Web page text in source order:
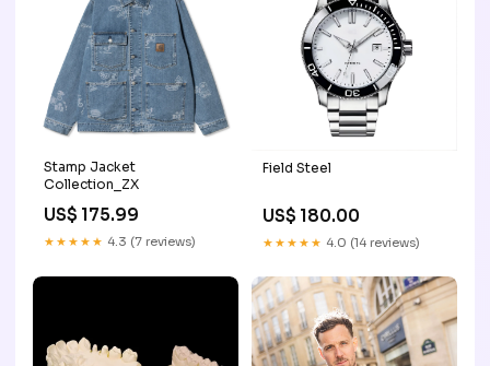
Stamp Jacket
Collection_ZX
US$ 175.99
★★★★★ 4.3 (7 reviews)
Field Steel
US$ 180.00
★★★★★ 4.0 (14 reviews)